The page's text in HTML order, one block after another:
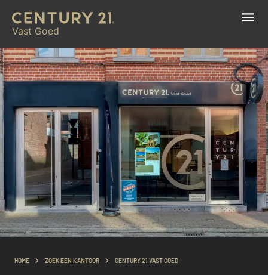
Vast Goed
HOME ZOEK EEN KANTOOR CENTURY 21 VAST GOED